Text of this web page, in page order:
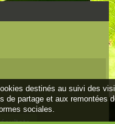
destinés au suivi des
de partage et aux remontées
sociales.